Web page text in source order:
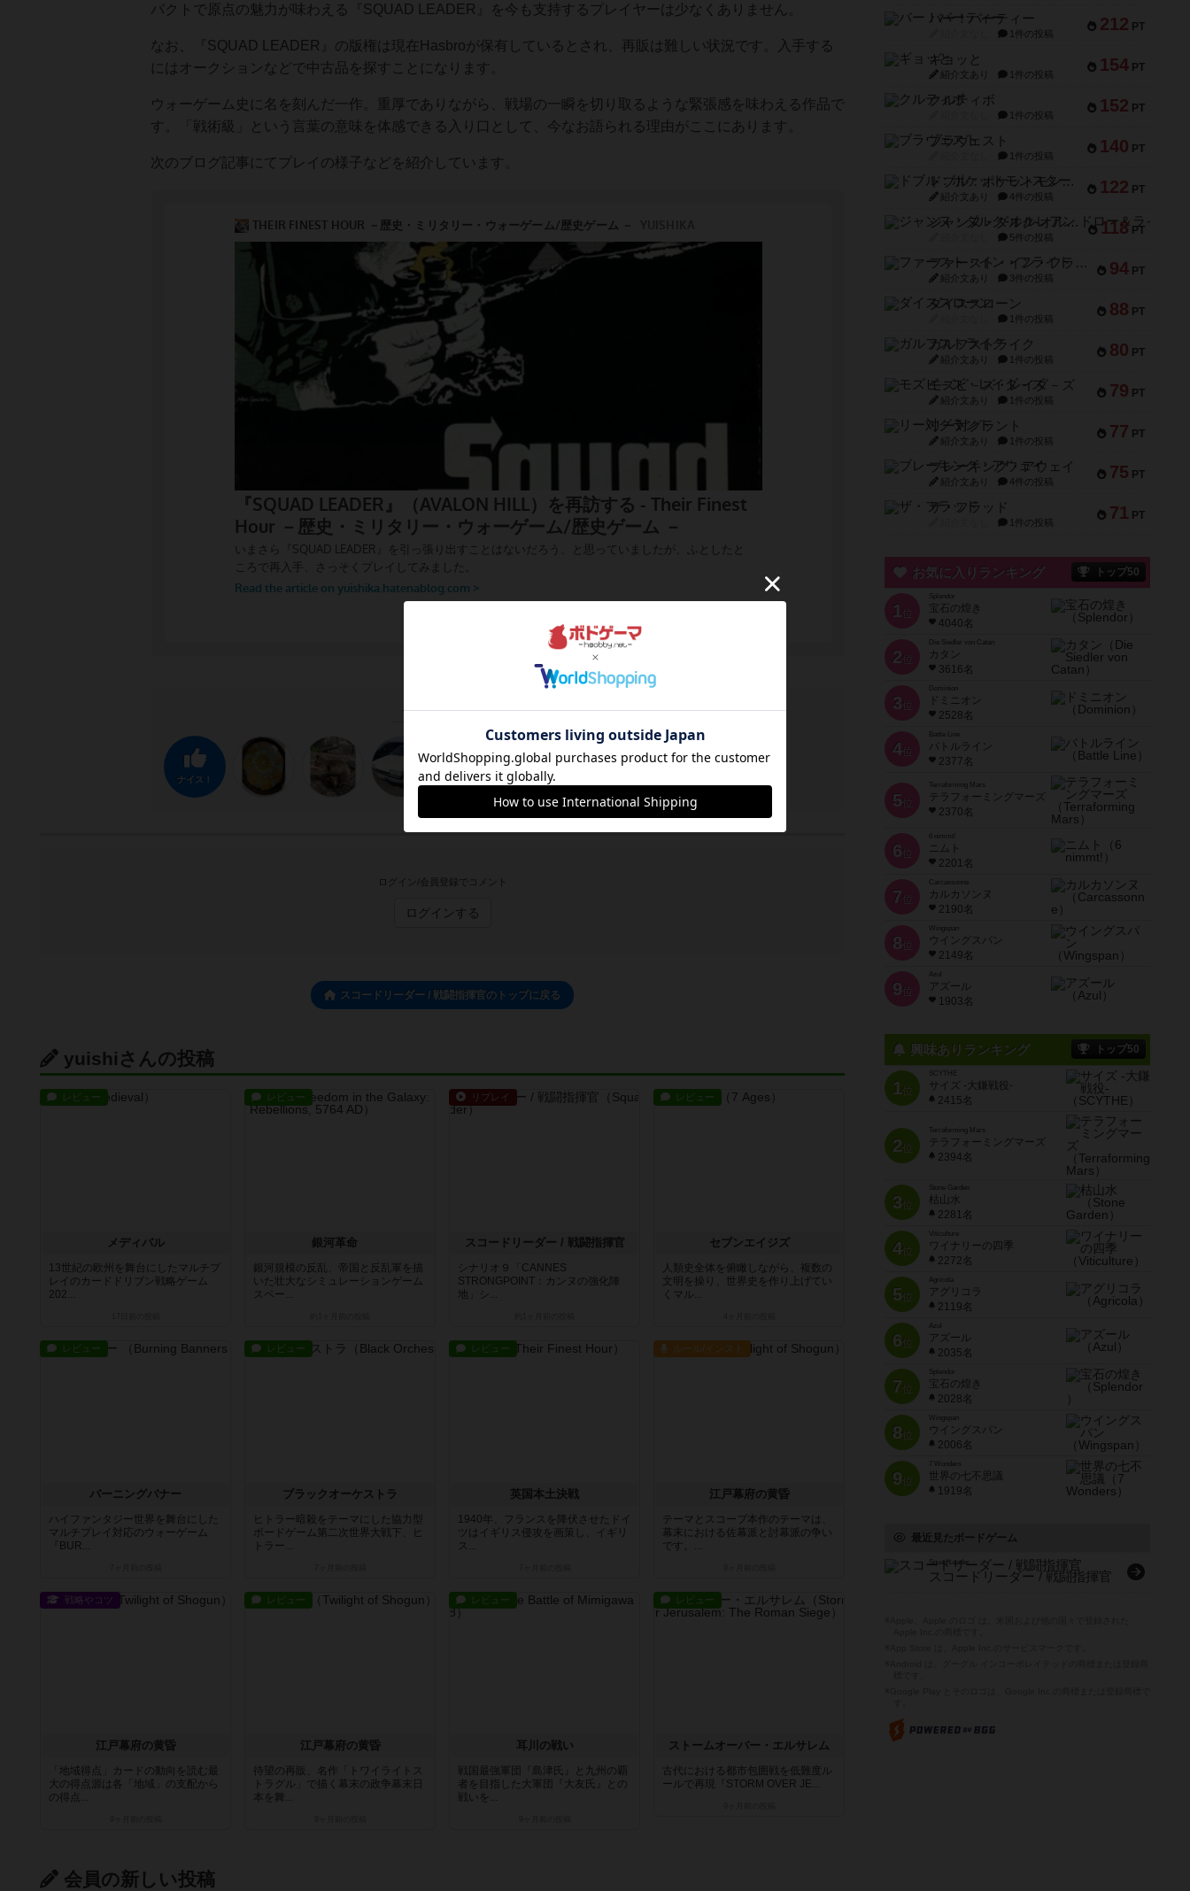
パクトで原点の魅力が味わえる『SQUAD LEADER』を今も支持するプレイヤーは少なくありません。
なお、『SQUAD LEADER』の版権は現在Hasbroが保有しているとされ、再販は難しい状況です。入手する
にはオークションなどで中古品を探すことになります。
ウォーゲーム史に名を刻んだ一作。重厚でありながら、戦場の一瞬を切り取るような緊張感を味わえる作品で
す。「戦術級」という言葉の意味を体感できる入り口として、今なお語られる理由がここにあります。
次のブログ記事にてプレイの様子などを紹介しています。
ナイス！
ログイン/会員登録でコメント
ログインする
スコードリーダー / 戦闘指揮官のトップに戻る
yuishiさんの投稿
レビュー
メディバル
13世紀の欧州を舞台にしたマルチプ
レイのカードドリブン戦略ゲーム
202...
レビュー
銀河革命
銀河規模の反乱、帝国と反乱軍を描
いた壮大なシミュレーションゲーム
スペー...
リプレイ
スコードリーダー / 戦闘指揮官
シナリオ９「CANNES
STRONGPOINT：カンヌの強化陣
地」シ...
レビュー
セブンエイジズ
人類史全体を俯瞰しながら、複数の
文明を操り、世界史を作り上げてい
くマル...
レビュー
バーニングバナー
ハイファンタジー世界を舞台にした
マルチプレイ対応のウォーゲーム
『BUR...
レビュー
ブラックオーケストラ
ヒトラー暗殺をテーマにした協力型
ボードゲーム第二次世界大戦下、ヒ
トラー...
レビュー
英国本土決戦
1940年、フランスを降伏させたドイ
ツはイギリス侵攻を画策し、イギリ
ス...
ルール/インスト
江戸幕府の黄昏
テーマとスコープ本作のテーマは、
幕末における佐幕派と討幕派の争い
です。...
戦略やコツ
江戸幕府の黄昏
「地域得点」カードの動向を読む最
大の得点源は各「地域」の支配から
の得点...
レビュー
江戸幕府の黄昏
待望の再販、名作「トワイライトス
トラグル」で描く幕末の政争幕末日
本を舞...
レビュー
耳川の戦い
戦国最強軍団『島津氏』と九州の覇
者を目指した大軍団『大友氏』との
戦いを...
レビュー
ストームオーバー・エルサレム
古代における都市包囲戦を低難度ル
ールで再現『STORM OVER JE...
会員の新しい投稿
212 PT
バー！パーティー
1件の投稿
154 PT
ギョッと
紹介文あり 1件の投稿
152 PT
クルティボ
1件の投稿
140 PT
ブラヴェスト
1件の投稿
122 PT
ドブル：ポケットモンスター
紹介文あり 4件の投稿
118 PT
ジャンヌ・ダルク-オルレアン ドロー＆ライト
5件の投稿
94 PT
ファースト・イン・フライト
紹介文あり 3件の投稿
88 PT
ダイススローン
1件の投稿
80 PT
ガルフストライク
紹介文あり 1件の投稿
79 PT
モズビ－ズ・レイダ－ズ
紹介文あり 1件の投稿
77 PT
リー対グラント
紹介文あり 1件の投稿
75 PT
ブレーキング・アウェイ
紹介文あり 4件の投稿
71 PT
ザ・フラッド
1件の投稿
お気に入りランキング トップ50
1 位
宝石の煌き
4040名
2 位
Die Siedler von Catan
カタン
3616名
3 位
ドミニオン
2528名
4位
Battle Line
バトルライン
2377名
5 位
Terraforming Mars
テラフォーミングマーズ
2370名
6 位
ニムト
2201名
7 位
Carcassonne
カルカソンヌ
2190名
8 位
Wingspan
ウイングスパン
2149名
9 位
Azul
アズール
1903名
興味ありランキング トップ50
1位
SCYTHE
サイズ -大鎌戦役-
2415名
2位
Terraforming Mars
テラフォーミングマーズ
2394名
3位
Stone Garden
枯山水
2281名
4位
Viticulture
ワイナリーの四季
2272名
5位
Agricola
アグリコラ
2119名
6位
Azul
アズール
2035名
7位
宝石の煌き
2028名
8位
Wingspan
ウイングスパン
2006名
9位
7 Wonders
世界の七不思議
1919名
最近見たボードゲーム
Squad Leader
スコードリーダー / 戦闘指揮官